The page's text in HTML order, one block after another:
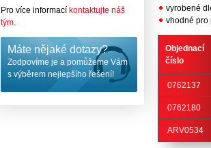
Pro více informací kontaktujte náš
tým.
Máte nějaké dotazy?
Zodpovíme je a pomůžeme Vám
s výběrem nejlepšího řešení!
vyrobené
vhodné pro
Objednací
číslo
0762137
0762180
ARV0534